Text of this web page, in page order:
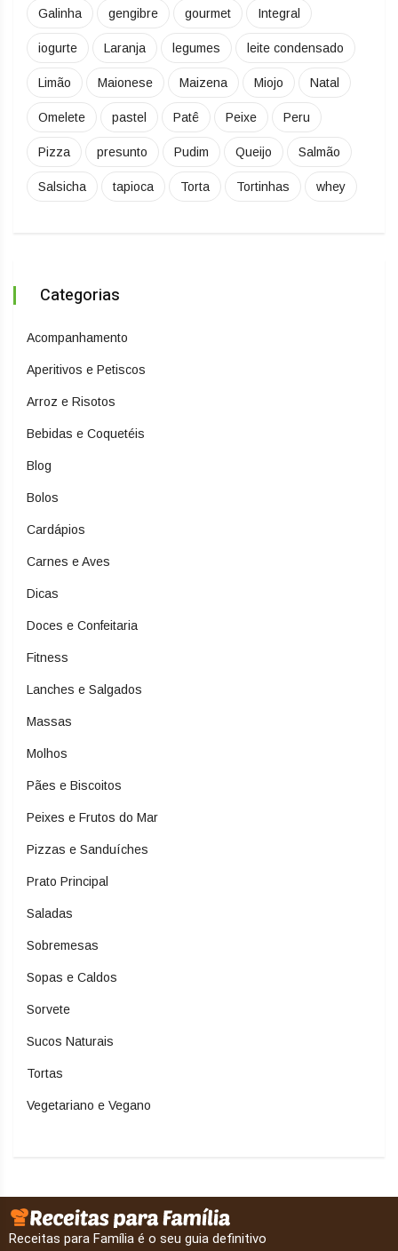
Galinha gengibre gourmet Integral
iogurte Laranja legumes leite condensado
Limão Maionese Maizena Miojo Natal
Omelete pastel Patê Peixe Peru
Pizza presunto Pudim Queijo Salmão
Salsicha tapioca Torta Tortinhas whey
Categorias
Acompanhamento
Aperitivos e Petiscos
Arroz e Risotos
Bebidas e Coquetéis
Blog
Bolos
Cardápios
Carnes e Aves
Dicas
Doces e Confeitaria
Fitness
Lanches e Salgados
Massas
Molhos
Pães e Biscoitos
Peixes e Frutos do Mar
Pizzas e Sanduíches
Prato Principal
Saladas
Sobremesas
Sopas e Caldos
Sorvete
Sucos Naturais
Tortas
Vegetariano e Vegano
Receitas para Família é o seu guia definitivo